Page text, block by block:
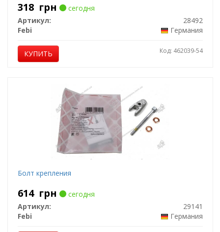
318 грн
сегодня
Артикул:
28492
Febi
Германия
КУПИТЬ Код: 462039-54
Болт крепления
614 грн
сегодня
Артикул:
29141
Febi
Германия